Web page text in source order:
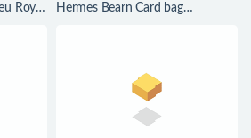
Royal
Hermes Bearn Card bag